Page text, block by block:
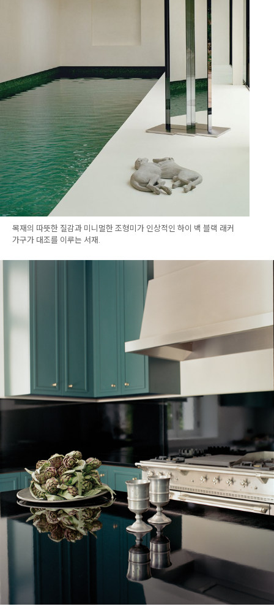
목재의 따뜻한 질감과 미니멀한 조형미가 인상적인 하이 백 블랙 래커
가구가 대조를 이루는 서재.